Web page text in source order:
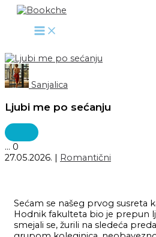
Pređi
Sanjalica
Ljubi me po sećanju
... 0
27.05.2026. | Romantični
Sećam se našeg prvog susreta
Hodnik fakulteta bio je prepun
smejali se, žurili na sledeća